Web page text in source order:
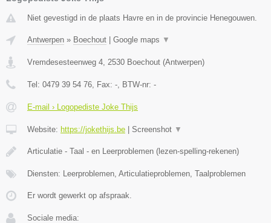
Niet gevestigd in de plaats Havre en in de provincie Henegouwen.
Antwerpen » Boechout | Google maps ▼
Vremdesesteenweg 4 2530 Boechout (Antwerpen)
Tel: 0479 39 54 76 , Fax: - , BTW-nr: -
E-mail › Logopediste Joke Thijs
Website: https://jokethijs.be | Screenshot ▼
Articulatie - Taal - en Leerproblemen (lezen-spelling-rekenen)
Diensten: Leerproblemen, Articulatieproblemen, Taalproblemen
Er wordt gewerkt op afspraak.
Sociale media: